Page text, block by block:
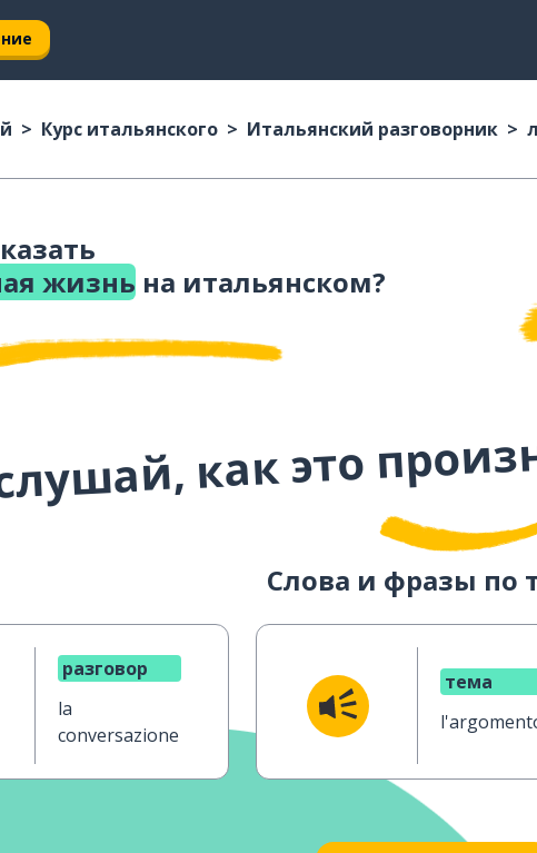
Курс итальянского Итальянский разговорник
жизнь на итальянском?
как это
Слова и фразы по
разговор
la
conversazione
тема